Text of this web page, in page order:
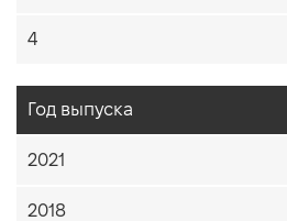
4
Год выпуска
2021
2018